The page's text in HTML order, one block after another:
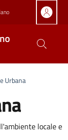
Urbana
locale e